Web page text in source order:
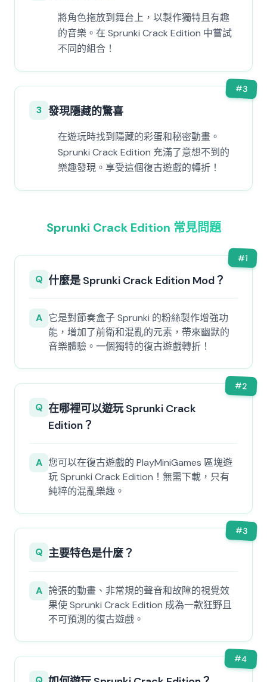
將角色拖放到舞台上，以製作獨特且有趣
的音樂。在 Sprunki Crack Edition 中嘗試
不同的組合！
#3
3 發現隱藏的驚喜
在遊玩時找到隱藏的彩蛋和秘密動畫。
Sprunki Crack Edition 充滿了意想不到的
樂趣發現。享受這個復古遊戲的轉折！
Sprunki Crack Edition 常見問題
#1
Q 什麼是 Sprunki Crack Edition Mod？
A 它是對節奏盒子 Sprunki 的粉絲製作增強功
能，增加了前衛和混亂的元素，帶來幽默的
音樂體驗。一個獨特的復古遊戲轉折！
#2
Q 在哪裡可以遊玩 Sprunki Crack
Edition？
A 您可以在復古遊戲的 PlayMiniGames 區塊遊
玩 Sprunki Crack Edition！無需下載，只有
純粹的混亂樂趣。
#3
Q 主要特色是什麼？
A 誇張的動畫、非常規的聲音和故障的視覺效
果使 Sprunki Crack Edition 成為一款狂野且
不可預測的復古遊戲。
#4